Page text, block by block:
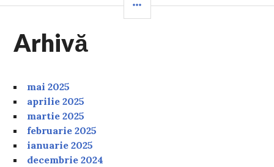
Arhivă
mai 2025
aprilie 2025
martie 2025
februarie 2025
ianuarie 2025
decembrie 2024